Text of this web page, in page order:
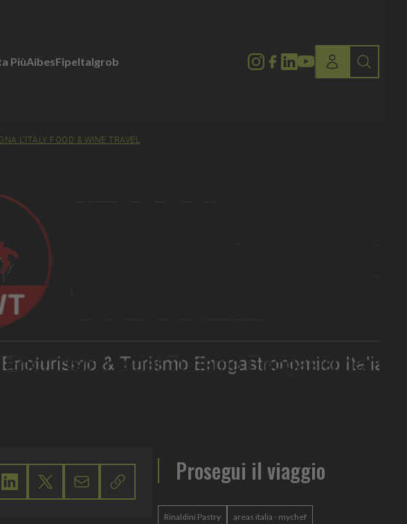
PiùAibesFipeItalgrob
L'ITALY FOOD & WINE TRAVEL
Prosegui il viaggio
Rinaldini Pastry areas italia - mychef